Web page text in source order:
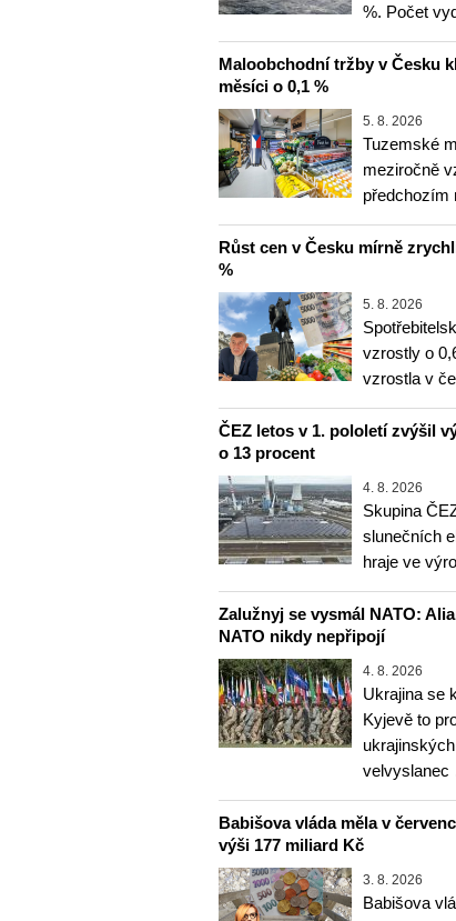
%. Počet
Maloobchodní tržby v Česku
měsíci o 0,1 %
5. 8. 2026
Tuzemské
meziročně
Růst cen v Česku mírně
%
5. 8. 2026
vzrostly o
vzrostla v
ČEZ letos v 1. pololetí zvýšil
o 13 procent
4. 8. 2026
Skupina
slunečních
hraje ve
Zalužnyj se vysmál NATO:
NATO nikdy nepřipojí
4. 8. 2026
Ukrajina se
Kyjevě to
Babišova vláda měla v
výši 177 miliard Kč
3. 8. 2026
Babišova